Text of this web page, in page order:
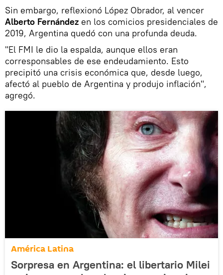
Sin embargo, reflexionó López Obrador, al vencer
Alberto Fernández en los comicios presidenciales de
2019, Argentina quedó con una profunda deuda.
"El FMI le dio la espalda, aunque ellos eran
corresponsables de ese endeudamiento. Esto
precipitó una crisis económica que, desde luego,
afectó al pueblo de Argentina y produjo inflación",
agregó.
América Latina
Sorpresa en Argentina: el libertario Milei